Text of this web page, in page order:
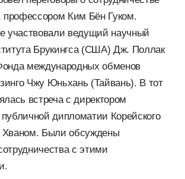
профессором Ким Бён Гуком.
участвовали ведущий научный
Брукингса (США) Дж. Поллак
международных обменов
Чжу Юньхань (Тайвань). В тот
встреча с директором
дипломатии Корейского
Были обсуждены
с этими